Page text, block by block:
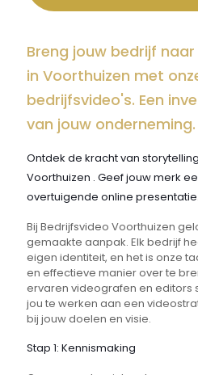
Breng jouw bedrijf
in Voorthuizen met
bedrijfsvideo's. Een
van jouw onderneming.
Ontdek de kracht van
Voorthuizen . Geef jouw merk
overtuigende online presentatie.
Bij Bedrijfsvideo Voorthuizen
gemaakte aanpak. Elk bedrijf
eigen identiteit, en het is onze
en effectieve manier over te
ervaren videografen en editors
jou te werken aan een
bij jouw doelen en visie.
Stap 1: Kennismaking